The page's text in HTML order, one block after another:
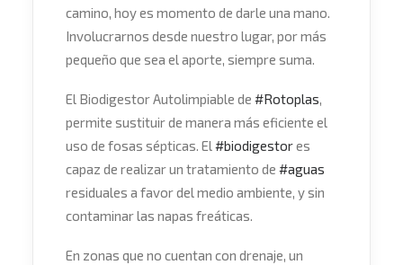
camino, hoy es momento de darle una mano.
Involucrarnos desde nuestro lugar, por más
pequeño que sea el aporte, siempre suma.
El Biodigestor Autolimpiable de #Rotoplas,
permite sustituir de manera más eficiente el
uso de fosas sépticas. El#biodigestores
capaz de realizar un tratamiento de #aguas
residuales a favor del medio ambiente, y sin
contaminar las napas freáticas.
En zonas que no cuentan con drenaje, un